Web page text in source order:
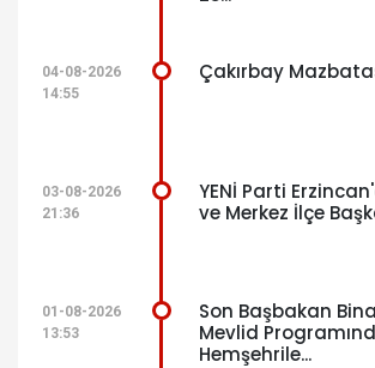
04-08-2026
14:55
Çakırbay
03-08-2026
21:36
YENİ Parti
ve Merkez İlçe
01-08-2026
13:53
Son Başbakan
Mevlid
Hemşehrile...